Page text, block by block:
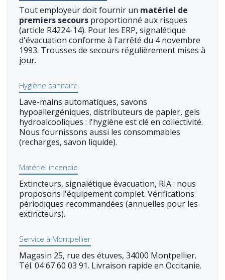
Tout employeur doit fournir un matériel de
premiers secours proportionné aux risques
(article R4224-14). Pour les ERP, signalétique
d'évacuation conforme à l'arrêté du 4 novembre
1993. Trousses de secours régulièrement mises à
jour.
Hygiène sanitaire
Lave-mains automatiques, savons
hypoallergéniques, distributeurs de papier, gels
hydroalcooliques : l'hygiène est clé en collectivité.
Nous fournissons aussi les consommables
(recharges, savon liquide).
Matériel incendie
Extincteurs, signalétique évacuation, RIA : nous
proposons l'équipement complet. Vérifications
périodiques recommandées (annuelles pour les
extincteurs).
Service à Montpellier
Magasin 25, rue des étuves, 34000 Montpellier.
Tél. 04 67 60 03 91. Livraison rapide en Occitanie.